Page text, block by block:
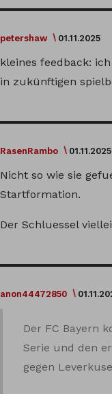
petershaw 01.11.2025
kleines feedback:
in zukünftigen
RasenRambo 01.11.2025
Nicht so wie sie
Startformation.
Der Schluessel
anon44472850
Der FC Bayern
Serie und den
gegen